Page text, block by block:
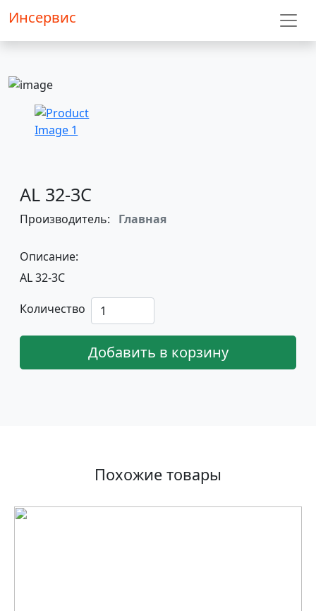
Инсервис
AL 32-3C
Производитель: Главная
Описание:
AL 32-3C
Количество
Добавить в корзину
Похожие товары